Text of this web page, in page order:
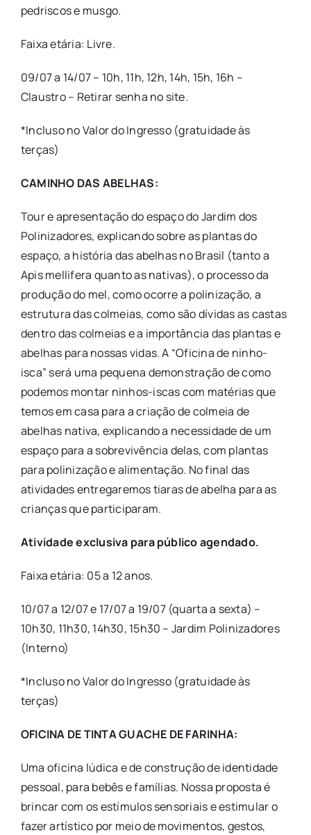
pedriscos e musgo.
Faixa etária: Livre.
09/07 a 14/07 – 10h, 11h, 12h, 14h, 15h, 16h –
Claustro – Retirar senha no site.
*Incluso no Valor do Ingresso (gratuidade às
terças)
CAMINHO DAS ABELHAS:
Tour e apresentação do espaço do Jardim dos
Polinizadores, explicando sobre as plantas do
espaço, a história das abelhas no Brasil (tanto a
Apis mellifera quanto as nativas), o processo da
produção do mel, como ocorre a polinização, a
estrutura das colmeias, como são dívidas as castas
dentro das colmeias e a importância das plantas e
abelhas para nossas vidas. A “Oficina de ninho-
isca” será uma pequena demonstração de como
podemos montar ninhos-iscas com matérias que
temos em casa para a criação de colmeia de
abelhas nativa, explicando a necessidade de um
espaço para a sobrevivência delas, com plantas
para polinização e alimentação. No final das
atividades entregaremos tiaras de abelha para as
crianças que participaram.
Atividade exclusiva para público agendado.
Faixa etária: 05 a 12 anos.
10/07 a 12/07 e 17/07 a 19/07 (quarta a sexta) –
10h30, 11h30, 14h30, 15h30 – Jardim Polinizadores
(Interno)
*Incluso no Valor do Ingresso (gratuidade às
terças)
OFICINA DE TINTA GUACHE DE FARINHA:
Uma oficina lúdica e de construção de identidade
pessoal, para bebês e famílias. Nossa proposta é
brincar com os estímulos sensoriais e estimular o
fazer artístico por meio de movimentos, gestos,